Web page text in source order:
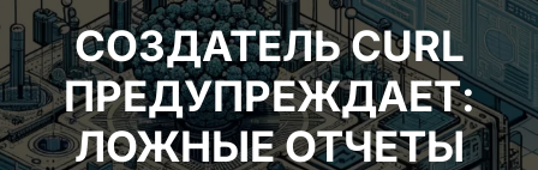
СОЗДАТЕЛЬ CURL
ПРЕДУПРЕЖДАЕТ:
ЛОЖНЫЕ ОТЧЕТЫ